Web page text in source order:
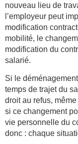
nouveau lieu de
l’employeur peut
modification
mobilité, le
modification du
salarié.
Si le
temps de trajet du
droit au refus,
si ce changement
vie personnelle du
donc : chaque